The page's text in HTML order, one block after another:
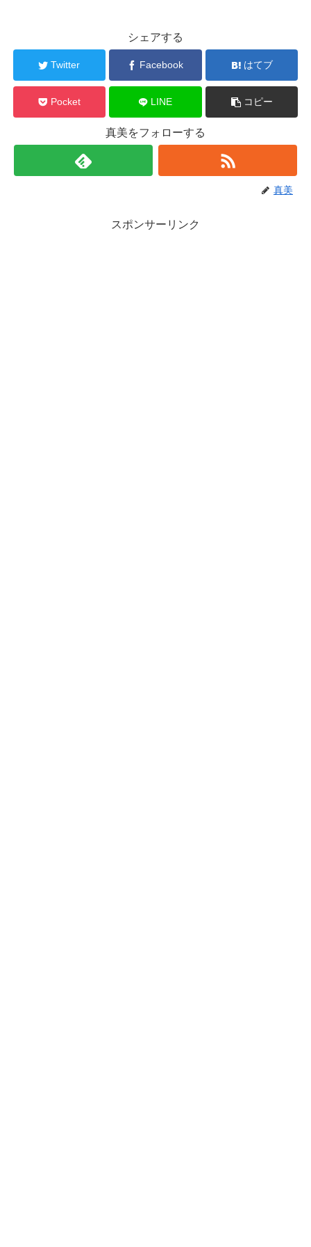
シェアする
Twitter Facebook はてブ
Pocket LINE コピー
真美をフォローする
真美
スポンサーリンク